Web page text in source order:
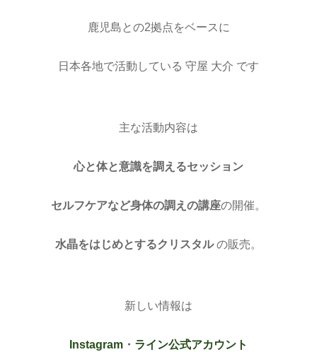
鹿児島との2拠点をベースに
日本各地で活動している 守屋 大介 です
主な活動内容は
心と体と意識を調えるセッション
セルフケアなど身体の調えの講座の開催。
水晶をはじめとするクリスタルの販売。
新しい情報は
Instagram ・ ライン公式アカウント